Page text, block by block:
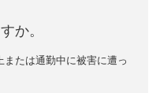
か。
たは通勤中に被害に遭っ